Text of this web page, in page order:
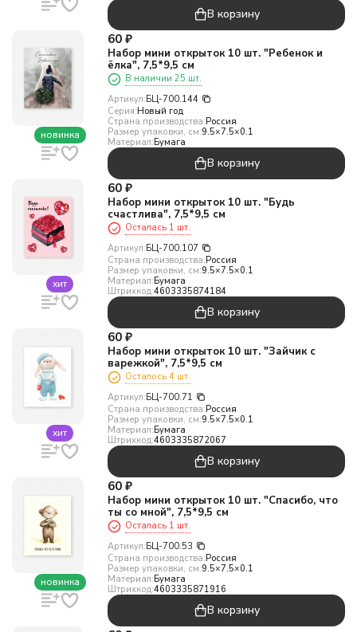
В корзину
новинка
60 ₽
Набор мини открыток 10 шт. "Ребенок и
ёлка", 7,5*9,5 см
В наличии 25 шт.
Артикул:БЦ-700.144
Серия:Новый год
Страна производства:Россия
Размер упаковки, см:9.5×7.5×0.1
Материал:Бумага
В корзину
хит
60 ₽
Набор мини открыток 10 шт. "Будь
счастлива", 7,5*9,5 см
Осталась 1 шт.
Артикул:БЦ-700.107
Страна производства:Россия
Размер упаковки, см:9.5×7.5×0.1
Материал:Бумага
Штрихкод:4603335874184
В корзину
хит
60 ₽
Набор мини открыток 10 шт. "Зайчик с
варежкой", 7,5*9,5 см
Осталось 4 шт.
Артикул:БЦ-700.71
Страна производства:Россия
Размер упаковки, см:9.5×7.5×0.1
Материал:Бумага
Штрихкод:4603335872067
В корзину
новинка
60 ₽
Набор мини открыток 10 шт. "Спасибо, что
ты со мной", 7,5*9,5 см
Осталась 1 шт.
Артикул:БЦ-700.53
Страна производства:Россия
Размер упаковки, см:9.5×7.5×0.1
Материал:Бумага
Штрихкод:4603335871916
В корзину